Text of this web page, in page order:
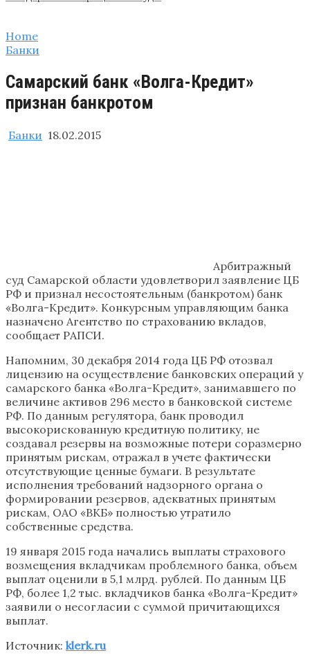
Home
Банки
Самарский банк «Волга-Кредит»
признан банкротом
Банки 18.02.2015
Арбитражный
суд Самарской области удовлетворил заявление ЦБ
РФ и признал несостоятельным (банкротом) банк
«Волга-Кредит». Конкурсным управляющим банка
назначено Агентство по страхованию вкладов,
сообщает РАПСИ.
Напомним, 30 декабря 2014 года ЦБ РФ отозвал
лицензию на осуществление банковских операций у
самарского банка «Волга-Кредит», занимавшего по
величине активов 296 место в банковской системе
РФ. По данным регулятора, банк проводил
высокорискованную кредитную политику, не
создавал резервы на возможные потери соразмерно
принятым рискам, отражал в учете фактически
отсутствующие ценные бумаги. В результате
исполнения требований надзорного органа о
формировании резервов, адекватных принятым
рискам, ОАО «ВКБ» полностью утратило
собственные средства.
19 января 2015 года начались выплаты страхового
возмещения вкладчикам проблемного банка, объем
выплат оценили в 5,1 млрд. рублей. По данным ЦБ
РФ, более 1,2 тыс. вкладчиков банка «Волга-Кредит»
заявили о несогласии с суммой причитающихся
выплат.
Источник: klerk.ru